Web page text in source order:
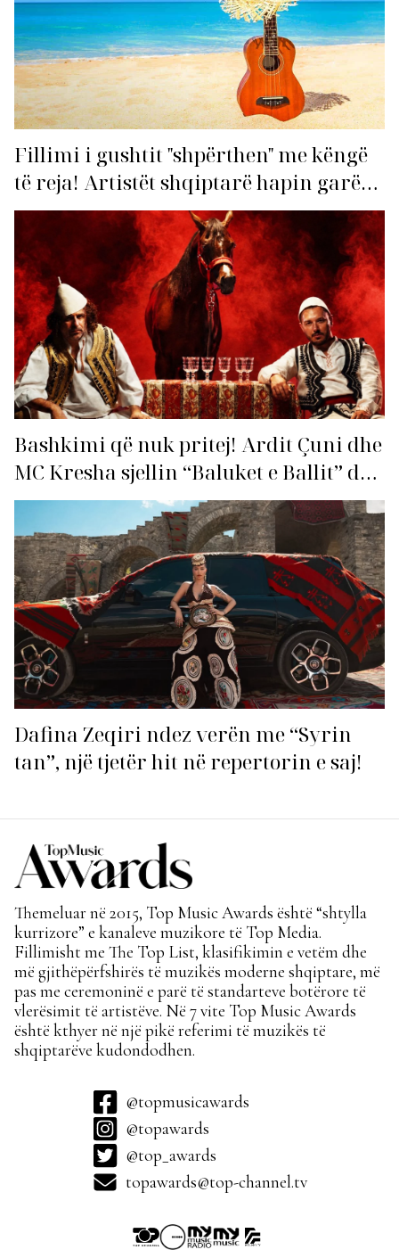
Fillimi i gushtit "shpërthen" me këngë
të reja! Artistët shqiptarë hapin garën
për hitin e verës!
Bashkimi që nuk pritej! Ardit Çuni dhe
MC Kresha sjellin “Baluket e Ballit” dhe
ndezin rrjetin!
Dafina Zeqiri ndez verën me “Syrin
tan”, një tjetër hit në repertorin e saj!
Themeluar në 2015, Top Music Awards është “shtylla
kurrizore” e kanaleve muzikore të Top Media.
Fillimisht me The Top List, klasifikimin e vetëm dhe
më gjithëpërfshirës të muzikës moderne shqiptare, më
pas me ceremoninë e parë të standarteve botërore të
vlerësimit të artistëve. Në 7 vite Top Music Awards
është kthyer në një pikë referimi të muzikës të
shqiptarëve kudondodhen.
@topmusicawards
@topawards
@top_awards
topawards@top-channel.tv